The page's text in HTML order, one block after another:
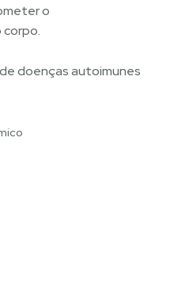
o
doenças autoimunes